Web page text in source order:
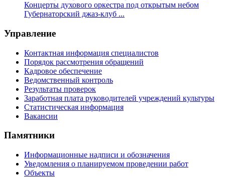
Концерты духового оркестра под открытым небом
Губернаторский джаз-клуб ...
Управление
Контактная информация специалистов
Порядок рассмотрения обращений
Кадровое обеспечение
Ведомственный контроль
Результаты проверок
Заработная плата руководителей учреждений культуры
Статистическая информация
Вакансии
Памятники
Информационные надписи и обозначения
Уведомления о планируемом проведении работ
Объекты